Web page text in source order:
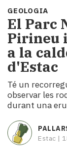
Societat
Política
i
municipis
Economia
i
Cultura
Esports
Mai
tant!
TV
i
GEOLOGIA
El Parc
Pirineu
a la
d'Estac
Té un
observar les
durant una
Estac |